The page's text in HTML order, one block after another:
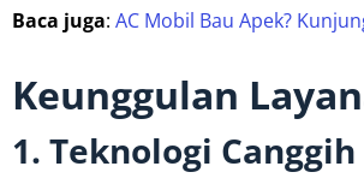
Baca juga: AC Mobil Bau Apek?
Keunggulan
1. Teknologi Canggih